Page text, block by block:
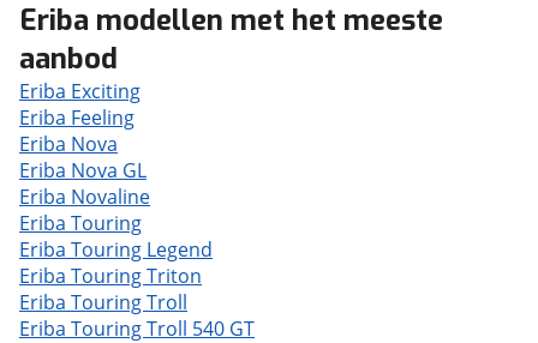
Eriba modellen met het meeste
aanbod
Eriba Exciting
Eriba Feeling
Eriba Nova
Eriba Nova GL
Eriba Novaline
Eriba Touring
Eriba Touring Legend
Eriba Touring Triton
Eriba Touring Troll
Eriba Touring Troll 540 GT